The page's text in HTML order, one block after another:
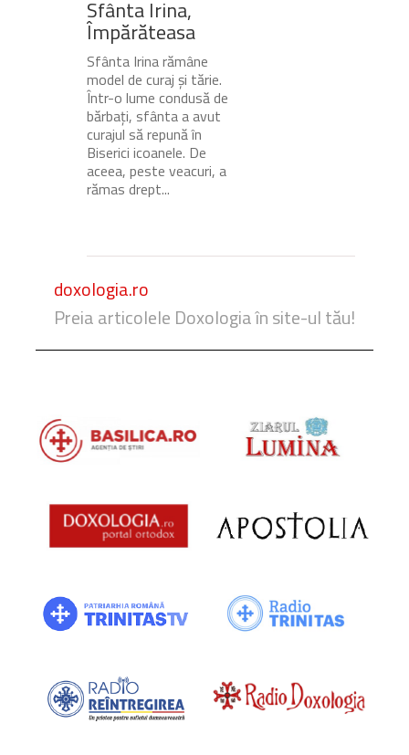
Sfânta Irina,
Împărăteasa
Sfânta Irina rămâne
model de curaj și tărie.
Într-o lume condusă de
bărbați, sfânta a avut
curajul să repună în
Biserici icoanele. De
aceea, peste veacuri, a
rămas drept...
doxologia.ro
Preia articolele Doxologia în site-ul tău!